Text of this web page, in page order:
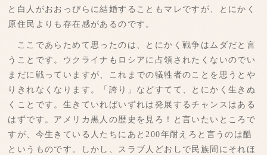
と白人がおおっぴらに結婚することもマレですが、とにかく
原住民よりも存在感があるのです。
ここであらためて思ったのは、とにかく戦争はムダだと言
うことです。ウクライナもロシアに占領されたくないのでい
まだに戦っていますが、これまでの犠牲者のことを思うとや
りきれなくなります。「誇り」などすてて、とにかく生きぬ
くことです。生きていればいずれは発展するチャンスはある
はずです。アメリカ黒人の歴史を見ろ！と言いたいところで
すが、今生きている人たちにあと200年耐えろと言うのは酷
というものです。しかし、スラブ人どおしで民族間にそれほ